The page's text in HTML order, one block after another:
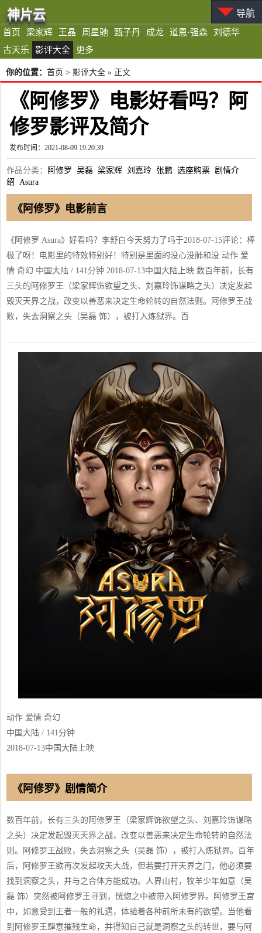
首页 梁家辉 王晶 周星驰 甄子丹 成龙 道恩·强森
刘德华
古天乐
影评大全 更多
神片云 导航
你的位置： 首页 > 影评大全 » 正文
《阿修罗》电影好看吗？阿
修罗影评及简介
发布时间：2021-08-09 19:20:39
作品分类： 阿修罗 吴磊 梁家辉 刘嘉玲 张鹏 选座购票 剧情介
绍 Asura
《阿修罗》电影前言
《阿修罗 Asura》好看吗？李舒白今天努力了吗于2018-07-15评论：棒
极了呀！电影里的特效特别好！特别是里面的没心没肺和没 动作 爱
情 奇幻 中国大陆 / 141分钟 2018-07-13中国大陆上映 数百年前，长有
三头的阿修罗王（梁家辉饰欲望之头、刘嘉玲饰谋略之头）决定发起
毁灭天界之战，改变以善恶来决定生命轮转的自然法则。阿修罗王战
败，失去洞察之头（吴磊 饰），被打入炼狱界。百
动作 爱情 奇幻
中国大陆 / 141分钟
2018-07-13中国大陆上映
《阿修罗》剧情简介
数百年前，长有三头的阿修罗王（梁家辉饰欲望之头、刘嘉玲饰谋略
之头）决定发起毁灭天界之战，改变以善恶来决定生命轮转的自然法
则。阿修罗王战败，失去洞察之头（吴磊 饰），被打入炼狱界。百年
后，阿修罗王欲再次发起攻天大战，但若要打开天界之门，他必须要
找到洞察之头，并与之合体方能成功。人界山村，牧羊少年如意（吴
磊 饰）突然被阿修罗王寻到，恍惚之中被带入阿修罗界。阿修罗王宫
中，如意受到王者一般的礼遇，体验着各种前所未有的欲望。当他看
到阿修罗王肆意摧残生命，并得知自己就是洞察之头的转世，要与阿